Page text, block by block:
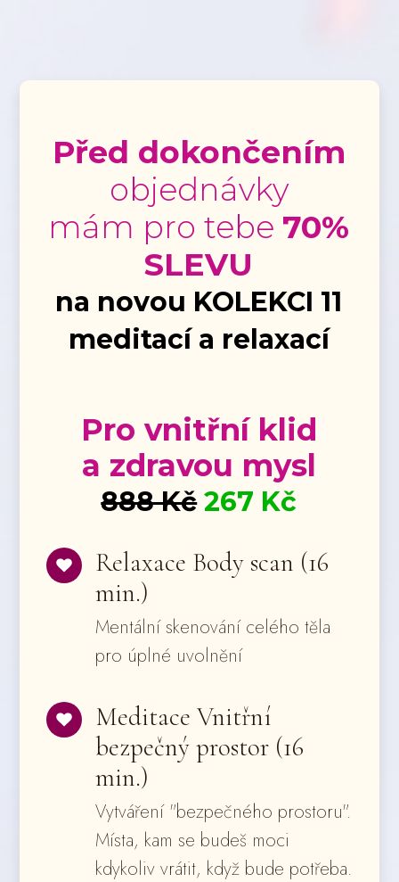
Před dokončením
objednávky
mám pro tebe 70%
SLEVU
na novou KOLEKCI 11
meditací a relaxací
Pro vnitřní klid
a zdravou mysl
888 Kč 267 Kč
Relaxace Body scan (16
min.)
Mentální skenování celého těla
pro úplné uvolnění
Meditace Vnitřní
bezpečný prostor (16
min.)
Vytváření "bezpečného prostoru".
Místa, kam se budeš moci
kdykoliv vrátit, když bude potřeba.